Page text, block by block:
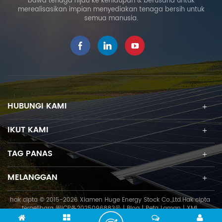
membenarkan pelarasan
khusus projek dan
kuasa suria. Reka bentuk
pra-pemasangan tinggi
pemotongan dan kimpalan
di tapak serta
membolehkan pemasangan
modul PV yang cepat dan
mudah.
pemasangan yang lebih
singkat untuk menjimatkan
merealisasikan impian menyediakan tenaga bersih untuk
semua manusia.
HUBUNGI KAMI
IKUT KAMI
TAG PANAS
MELANGGAN
hak cipta © 2015-2026 Xiamen Huge Energy Stock Co.,Ltd.Hak cipta
terpelihara闽ICP备2025096883号|Blog|Peta Laman|XML